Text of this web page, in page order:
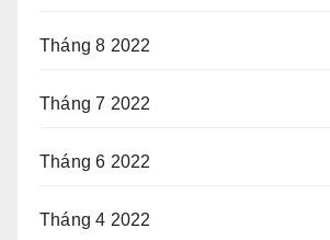
Tháng 8 2022
Tháng 7 2022
Tháng 6 2022
Tháng 4 2022